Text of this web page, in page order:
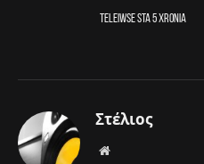
teleiwse sta 5 xronia
Στέλιος
Website